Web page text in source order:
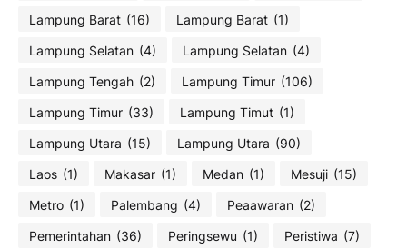
Lampung Barat (16) Lampung Barat (1)
Lampung Selatan (4) Lampung Selatan (4)
Lampung Tengah (2) Lampung Timur (106)
Lampung Timur (33) Lampung Timut (1)
Lampung Utara (15) Lampung Utara (90)
Laos (1) Makasar (1) Medan (1) Mesuji (15)
Metro (1) Palembang (4) Peaawaran (2)
Pemerintahan (36) Peringsewu (1) Peristiwa (7)